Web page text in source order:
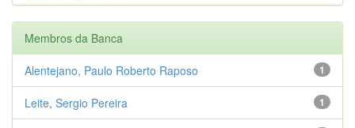
Membros da Banca
1
Alentejano, Paulo Roberto Raposo
1
Leite, Sergio Pereira